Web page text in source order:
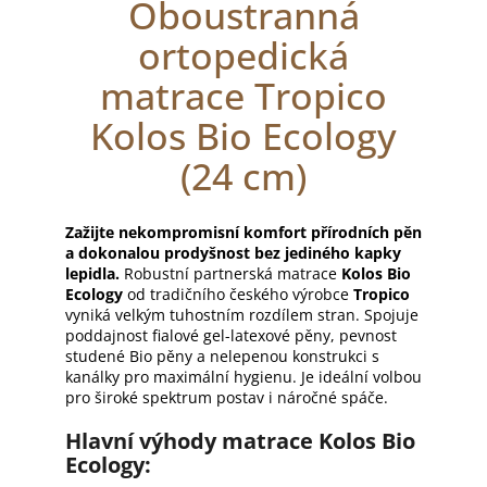
Oboustranná
ortopedická
matrace Tropico
Kolos Bio Ecology
(24 cm)
Zažijte nekompromisní komfort přírodních pěn
a dokonalou prodyšnost bez jediného kapky
lepidla. Robustní partnerská matrace Kolos Bio
Ecology od tradičního českého výrobce Tropico
vyniká velkým tuhostním rozdílem stran. Spojuje
poddajnost fialové gel-latexové pěny, pevnost
studené Bio pěny a nelepenou konstrukci s
kanálky pro maximální hygienu. Je ideální volbou
pro široké spektrum postav i náročné spáče.
Hlavní výhody matrace Kolos Bio
Ecology: